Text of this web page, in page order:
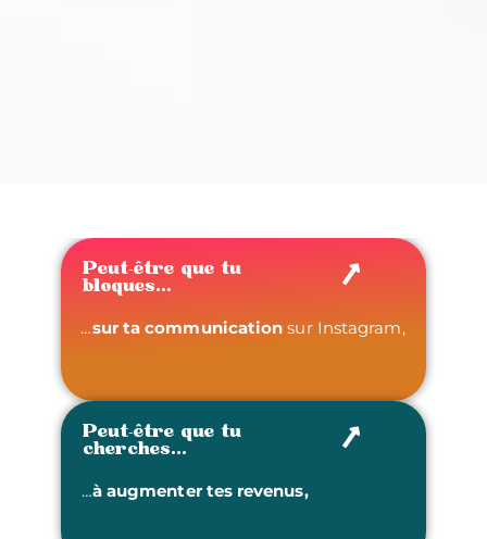
Peut-être que tu
bloques...
…sur ta communicationsur Instagram,
Peut-être que tu
cherches...
…à augmenter tes revenus,